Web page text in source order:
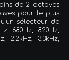
de 2 octaves
pour le plus
sélecteur de
680Hz, 820Hz,
2.2kHz, 3.3kHz,